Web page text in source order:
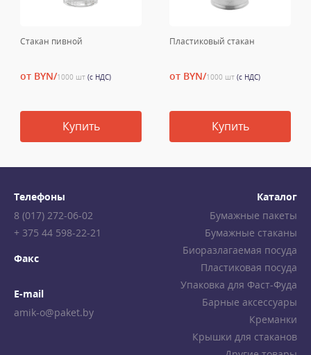
Стакан пивной
от BYN/1000 шт (с НДС)
Купить
Пластиковый стакан
от BYN/1000 шт (с НДС)
Купить
Телефоны
8 (017) 272-06-02
+ 375 44 598-22-21
Факс
E-mail
amik-o@paket.by
Каталог
Бумажные пакеты
Бумажные стаканы
Биоразлагаемая посуда
Пластиковая посуда
Упаковка для Фаст-Фуда
Барные аксессуары
Креманки
Крышки для стаканов